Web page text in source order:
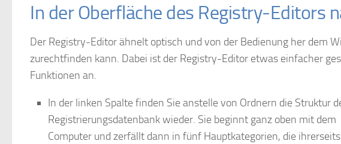
In der Oberfläche des Registry-Editors
Der Registry-Editor ähnelt optisch und von der Bedienung her dem
zurechtfinden kann. Dabei ist der Registry-Editor etwas einfacher
Funktionen an.
In der linken Spalte finden Sie anstelle von Ordnern die Struktur
Registrierungsdatenbank wieder. Sie beginnt ganz oben mit dem
Computer und zerfällt dann in fünf Hauptkategorien, die ihrerseits